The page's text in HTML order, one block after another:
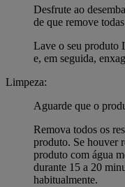
Desfrute ao
de que remove
Lave o seu produto
e, em seguida,
Limpeza:
Aguarde que o
Remova todos os
produto. Se houver
produto com água
durante 15 a 20
habitualmente.